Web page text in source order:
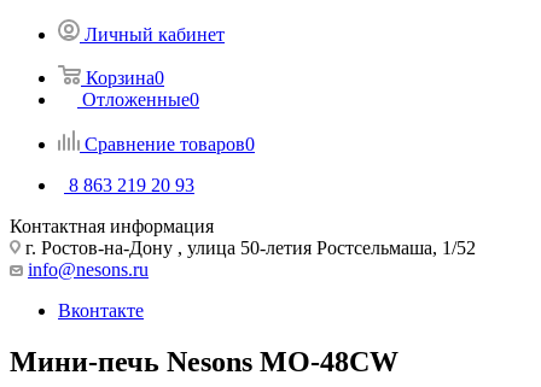
Личный кабинет
Корзина0
Отложенные0
Сравнение товаров0
8 863 219 20 93
Контактная информация
г. Ростов-на-Дону , улица 50-летия Ростсельмаша, 1/52
info@nesons.ru
Вконтакте
Мини-печь Nesons МО-48CW